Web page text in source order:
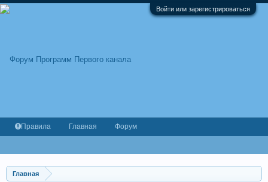
Войти или зарегистрироваться
Главная
Правила Главная Форум